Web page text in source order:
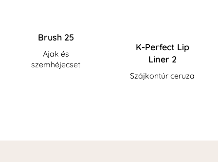
Brush 25
Ajak és
szemhéjecset
K-Perfect Lip
Liner 2
Szájkontúr ceruza